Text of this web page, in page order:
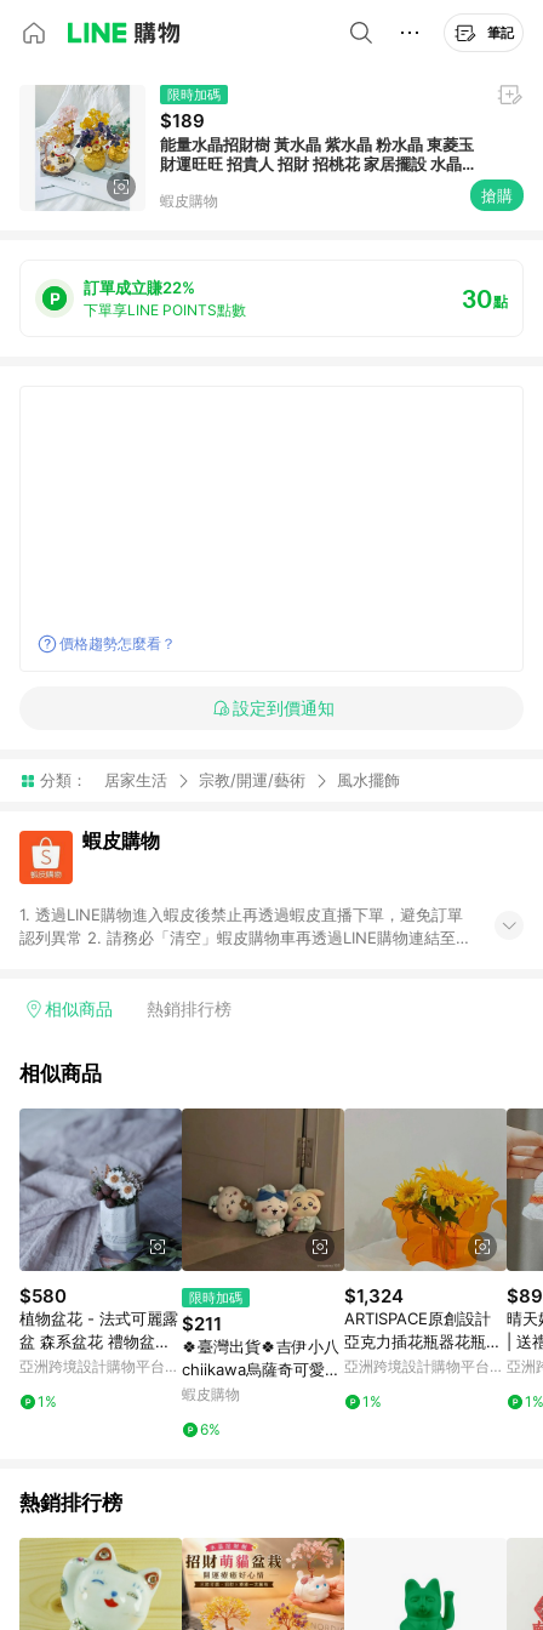
筆記
限時加碼
$189
能量水晶招財樹 黃水晶 紫水晶 粉水晶 東菱玉
財運旺旺 招貴人 招財 招桃花 家居擺設 水晶樹
蝦皮購物 搶購
訂單成立賺22%
下單享LINE POINTS點數 30點
價格趨勢怎麼看？
設定到價通知
分類： 居家生活 宗教/開運/藝術 風水擺飾
蝦皮購物
1. 透過LINE購物進入蝦皮後禁止再透過蝦皮直播下單，避免訂單
認列異常 2. 請務必「清空」蝦皮購物車再透過LINE購物連結至蝦
易後，想下第二張訂單，請重新從LINE購物連結至蝦皮商店進行
後之最終金額進行計算。 6. 用戶需於同一瀏覽器進行交易（若自
將拆分成不同筆訂單編號發送通知。 8. 若使用折價券折抵，可能
會有攤提折抵導致訂單金額些微落差 9. 同一商品品項(即便不同
尺寸規格)，皆會計入同一筆返點上限進行計算 10. 蝦皮會將LINE
的導購跳轉紀錄與蝦皮的會員ID進行綁定，若後續七天內未透過
其他媒體來源導入蝦皮官網，則七天內於該蝦皮帳號下訂的首筆
訂單會被蝦皮認列為該LINE用戶導購跳轉時所成立之訂單。 11.
若同一用戶使用一個以上蝦皮帳號透過LINE購物進行導購，將可
能導致無法收到導購通知，亦可能無法收到點數，再請留意。 13.
請注意以下行為將可能導致無法取得 LINE POINTS 點數回饋資
格：使用非指定之途徑及方式完成交易，或經由蝦皮系統判斷點
擊路徑不符合回饋資格或規則者。 14. 若有贈點爭議，請務必於
訂單日期+60天以內進行洽詢確認；超過60天(含)以上進行申
訴，恕無法贈點回饋。需檢附蝦皮訂單完成、LINE購物訂單記
錄，如於LINE購物訂單紀錄已呈現：「非本次前往蝦皮商店之品
斷而無法進行 LINE Points 回饋 2.若購買過程中關閉蝦皮APP，
則需重新透過LINE購物前往蝦皮商城，否則無法進行LINE
POINTS 回饋。 3.如用戶先前往蝦皮商城將商品加入購物車，後
續透過LINE購物前往至蝦皮商城將購物車結清，此方案將不列入
LINE Points 回饋 4.自 2018/10/24 起購買蝦皮拍賣商品，不符
合贈點資格 5. 透過LINE購物購買蝦皮站上「蝦皮推廣服務」之商
相似商品 熱銷排行榜
相似商品
$580
植物盆花 - 法式可麗露
盆 森系盆花 禮物盆花
(附手寫英文祝福卡)
亞洲跨境設計購物平台
1%
限時加碼
$211
🍀臺灣出貨🍀吉伊小八
chiikawa烏薩奇可愛睡
衣係列毛絨公仔玩偶娃
蝦皮購物
6%
$1,324
ARTISPACE原創設計
亞克力插花瓶器花瓶擺
件
亞洲跨境設計購物平台
1%
晴天
| 送
亞洲
1%
熱銷排行榜